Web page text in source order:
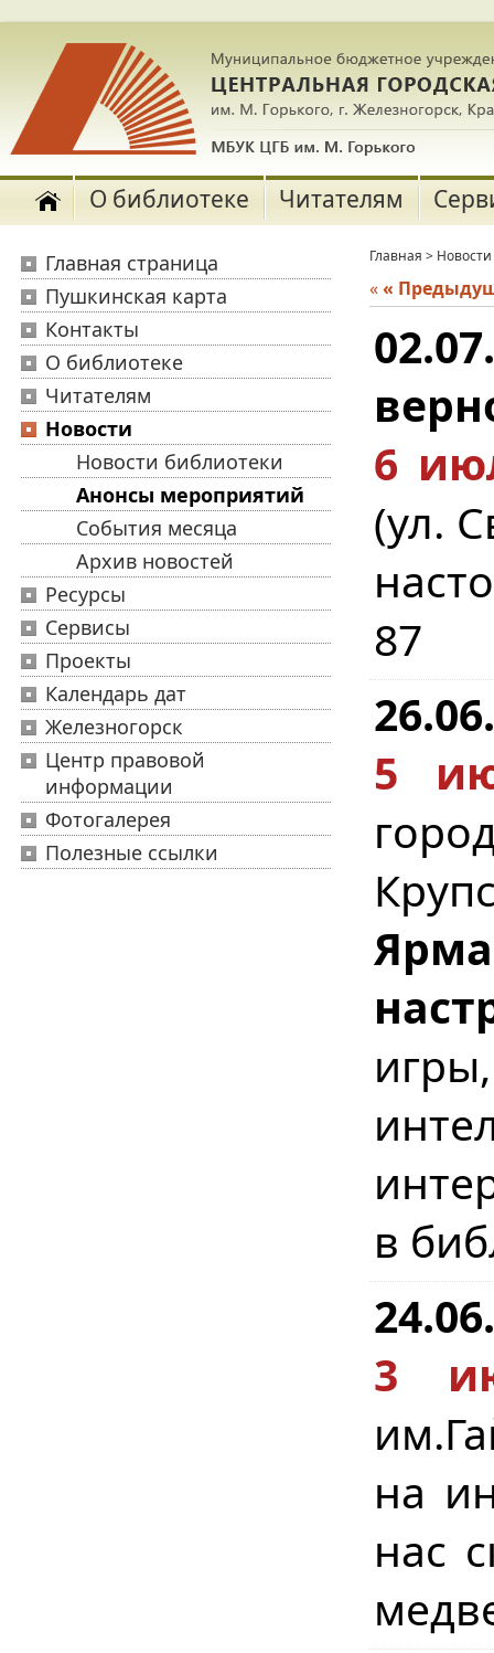
О библиотеке Читателям
Главная страница
Пушкинская карта
Контакты
О библиотеке
Читателям
Новости
Новости библиотеки
Анонсы мероприятий
События месяца
Архив новостей
Ресурсы
Сервисы
Проекты
Календарь дат
Железногорск
Центр правовой
информации
Фотогалерея
Полезные ссылки
Главная > Новости
««
6
(ул.
87
5
в
3
на
нас